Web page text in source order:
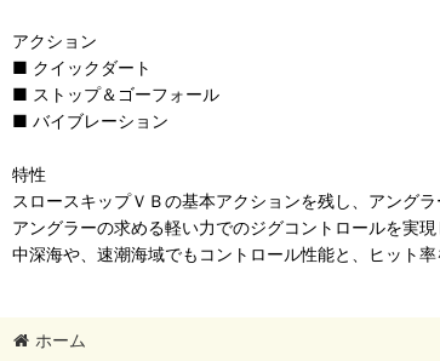
アクション
■ クイックダート
■ ストップ＆ゴーフォール
■ バイブレーション
特性
スロースキップＶＢの基本アクションを残し、アングラ
アングラーの求める軽い力でのジグコントロールを実現
中深海や、速潮海域でもコントロール性能と、ヒット率
ホーム